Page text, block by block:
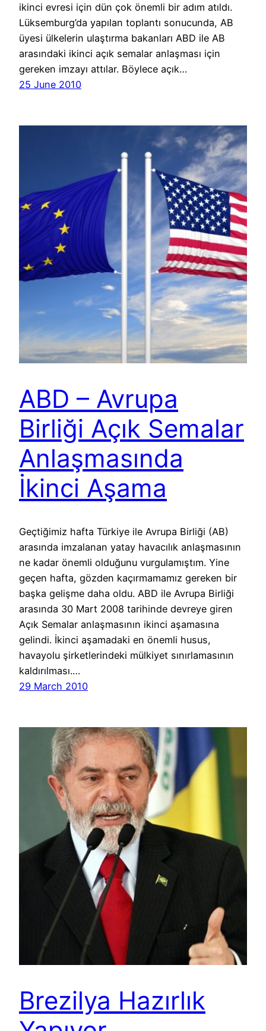
ikinci evresi için dün çok önemli bir adım atıldı.
Lüksemburg’da yapılan toplantı sonucunda, AB
üyesi ülkelerin ulaştırma bakanları ABD ile AB
arasındaki ikinci açık semalar anlaşması için
gereken imzayı attılar. Böylece açık…
25 June 2010
ABD – Avrupa
Birliği Açık Semalar
Anlaşmasında
İkinci Aşama
Geçtiğimiz hafta Türkiye ile Avrupa Birliği (AB)
arasında imzalanan yatay havacılık anlaşmasının
ne kadar önemli olduğunu vurgulamıştım. Yine
geçen hafta, gözden kaçırmamamız gereken bir
başka gelişme daha oldu. ABD ile Avrupa Birliği
arasında 30 Mart 2008 tarihinde devreye giren
Açık Semalar anlaşmasının ikinci aşamasına
gelindi. İkinci aşamadaki en önemli husus,
havayolu şirketlerindeki mülkiyet sınırlamasının
kaldırılması.…
29 March 2010
Brezilya Hazırlık